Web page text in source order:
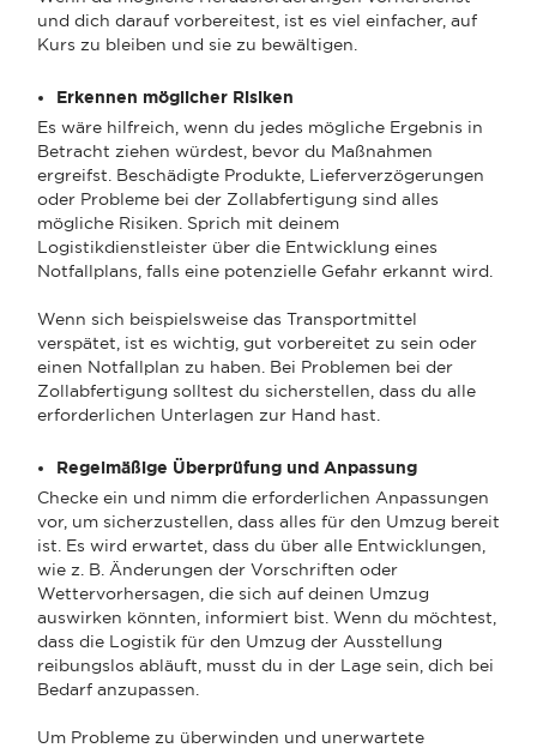
und dich darauf vorbereitest, ist es viel einfacher, auf
Kurs zu bleiben und sie zu bewältigen.
Erkennen möglicher Risiken
Es wäre hilfreich, wenn du jedes mögliche Ergebnis in
Betracht ziehen würdest, bevor du Maßnahmen
ergreifst. Beschädigte Produkte, Lieferverzögerungen
oder Probleme bei der Zollabfertigung sind alles
mögliche Risiken. Sprich mit deinem
Logistikdienstleister über die Entwicklung eines
Notfallplans, falls eine potenzielle Gefahr erkannt wird.
Wenn sich beispielsweise das Transportmittel
verspätet, ist es wichtig, gut vorbereitet zu sein oder
einen Notfallplan zu haben. Bei Problemen bei der
Zollabfertigung solltest du sicherstellen, dass du alle
erforderlichen Unterlagen zur Hand hast.
Regelmäßige Überprüfung und Anpassung
Checke ein und nimm die erforderlichen Anpassungen
vor, um sicherzustellen, dass alles für den Umzug bereit
ist. Es wird erwartet, dass du über alle Entwicklungen,
wie z. B. Änderungen der Vorschriften oder
Wettervorhersagen, die sich auf deinen Umzug
auswirken könnten, informiert bist. Wenn du möchtest,
dass die Logistik für den Umzug der Ausstellung
reibungslos abläuft, musst du in der Lage sein, dich bei
Bedarf anzupassen.
Um Probleme zu überwinden und unerwartete